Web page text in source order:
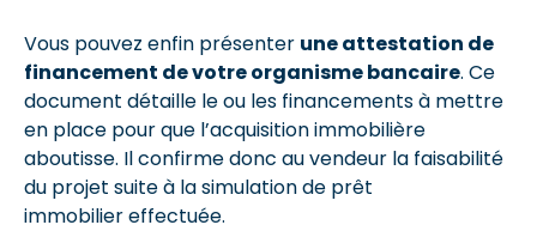
Vous pouvez enfin présenter une attestation de
financement de votre organisme bancaire. Ce
document détaille le ou les financements à mettre
en place pour que l’acquisition immobilière
aboutisse. Il confirme donc au vendeur la faisabilité
du projet suite à la simulation de prêt
immobilier effectuée.